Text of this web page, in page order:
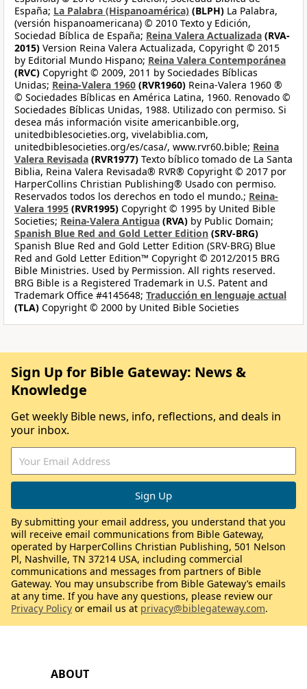
España; La Palabra (Hispanoamérica) (BLPH) La Palabra,
(versión hispanoamericana) © 2010 Texto y Edición,
Sociedad Bíblica de España; Reina Valera Actualizada (RVA-
2015) Version Reina Valera Actualizada, Copyright © 2015
by Editorial Mundo Hispano; Reina Valera Contemporánea
(RVC) Copyright © 2009, 2011 by Sociedades Bíblicas
Unidas; Reina-Valera 1960 (RVR1960) Reina-Valera 1960 ®
© Sociedades Bíblicas en América Latina, 1960. Renovado ©
Sociedades Bíblicas Unidas, 1988. Utilizado con permiso. Si
desea más información visite americanbible.org,
unitedbiblesocieties.org, vivelabiblia.com,
unitedbiblesocieties.org/es/casa/, www.rvr60.bible; Reina
Valera Revisada (RVR1977) Texto bíblico tomado de La Santa
Biblia, Reina Valera Revisada® RVR® Copyright © 2017 por
HarperCollins Christian Publishing® Usado con permiso.
Reservados todos los derechos en todo el mundo.; Reina-
Valera 1995 (RVR1995) Copyright © 1995 by United Bible
Societies; Reina-Valera Antigua (RVA) by Public Domain;
Spanish Blue Red and Gold Letter Edition (SRV-BRG)
Spanish Blue Red and Gold Letter Edition (SRV-BRG) Blue
Red and Gold Letter Edition™ Copyright © 2012/2015 BRG
Bible Ministries. Used by Permission. All rights reserved.
BRG Bible is a Registered Trademark in U.S. Patent and
Trademark Office #4145648; Traducción en lenguaje actual
(TLA) Copyright © 2000 by United Bible Societies
ABOUT
Sign Up for Bible Gateway: News &
Knowledge
Get weekly Bible news, info, reflections, and deals in
your inbox.
By submitting your email address, you understand that you
will receive email communications from Bible Gateway,
operated by HarperCollins Christian Publishing, 501 Nelson
Pl, Nashville, TN 37214 USA, including commercial
communications and messages from partners of Bible
Gateway. You may unsubscribe from Bible Gateway’s emails
at any time. If you have any questions, please review our
Privacy Policy or email us at privacy@biblegateway.com.